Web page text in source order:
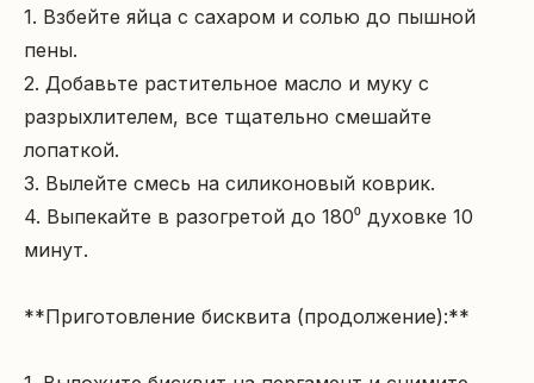
1. Взбейте яйца с сахаром и солью до пышной
пены.
2. Добавьте растительное масло и муку с
разрыхлителем, все тщательно смешайте
лопаткой.
3. Вылейте смесь на силиконовый коврик.
4. Выпекайте в разогретой до 180⁰ духовке 10
минут.
**Приготовление бисквита (продолжение):**